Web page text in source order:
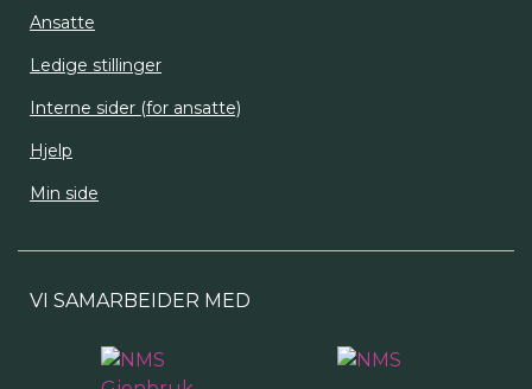
Ansatte
Ledige stillinger
Interne sider (for ansatte)
Hjelp
Min side
VI SAMARBEIDER MED